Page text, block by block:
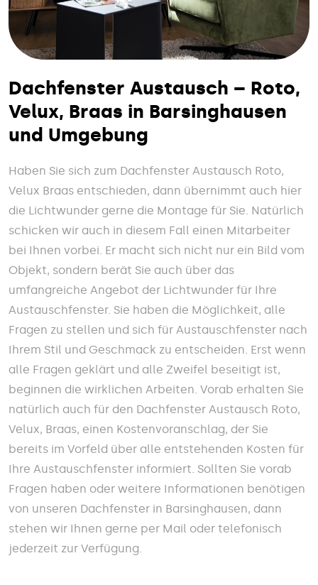
Dachfenster Austausch – Roto,
Velux, Braas in Barsinghausen
und Umgebung
Haben Sie sich zum Dachfenster Austausch Roto,
Velux Braas entschieden, dann übernimmt auch hier
die Lichtwunder gerne die Montage für Sie. Natürlich
schicken wir auch in diesem Fall einen Mitarbeiter
bei Ihnen vorbei. Er macht sich nicht nur ein Bild vom
Objekt, sondern berät Sie auch über das
umfangreiche Angebot der Lichtwunder für Ihre
Austauschfenster. Sie haben die Möglichkeit, alle
Fragen zu stellen und sich für Austauschfenster nach
Ihrem Stil und Geschmack zu entscheiden. Erst wenn
alle Fragen geklärt und alle Zweifel beseitigt ist,
beginnen die wirklichen Arbeiten. Vorab erhalten Sie
natürlich auch für den Dachfenster Austausch Roto,
Velux, Braas, einen Kostenvoranschlag, der Sie
bereits im Vorfeld über alle entstehenden Kosten für
Ihre Austauschfenster informiert. Sollten Sie vorab
Fragen haben oder weitere Informationen benötigen
von unseren Dachfenster in Barsinghausen, dann
stehen wir Ihnen gerne per Mail oder telefonisch
jederzeit zur Verfügung.